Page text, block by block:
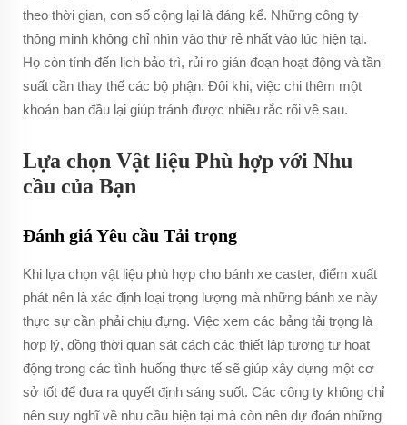
theo thời gian, con số cộng lại là đáng kể. Những công ty
thông minh không chỉ nhìn vào thứ rẻ nhất vào lúc hiện tại.
Họ còn tính đến lịch bảo trì, rủi ro gián đoạn hoạt động và tần
suất cần thay thế các bộ phận. Đôi khi, việc chi thêm một
khoản ban đầu lại giúp tránh được nhiều rắc rối về sau.
Lựa chọn Vật liệu Phù hợp với Nhu
cầu của Bạn
Đánh giá Yêu cầu Tải trọng
Khi lựa chọn vật liệu phù hợp cho bánh xe caster, điểm xuất
phát nên là xác định loại trọng lượng mà những bánh xe này
thực sự cần phải chịu đựng. Việc xem các bảng tải trọng là
hợp lý, đồng thời quan sát cách các thiết lập tương tự hoạt
động trong các tình huống thực tế sẽ giúp xây dựng một cơ
sở tốt để đưa ra quyết định sáng suốt. Các công ty không chỉ
nên suy nghĩ về nhu cầu hiện tại mà còn nên dự đoán những